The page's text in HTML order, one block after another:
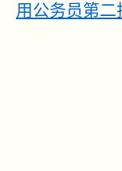
用公务员第